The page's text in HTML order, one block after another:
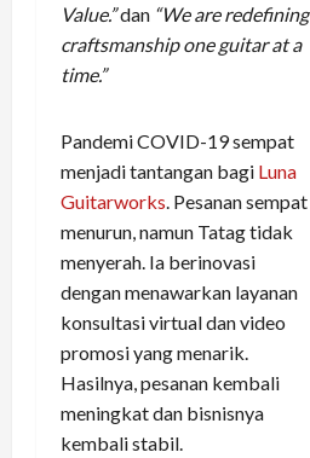
Value.”dan “We are redefining
craftsmanship one guitar at a
time.”
Pandemi COVID-19 sempat
menjadi tantangan bagi Luna
Guitarworks . Pesanan sempat
menurun, namun Tatag tidak
menyerah. Ia berinovasi
dengan menawarkan layanan
konsultasi virtual dan video
promosi yang menarik.
Hasilnya, pesanan kembali
meningkat dan bisnisnya
kembali stabil.